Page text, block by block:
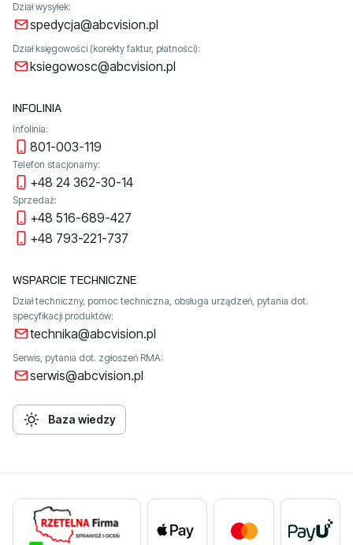
Dział wysyłek:
spedycja@abcvision.pl
Dział księgowości (korekty faktur, płatności):
ksiegowosc@abcvision.pl
INFOLINIA
Infolinia:
801-003-119
Telefon stacjonarny:
+48 24 362-30-14
Sprzedaż:
+48 516-689-427
+48 793-221-737
WSPARCIE TECHNICZNE
Dział techniczny, pomoc techniczna, obsługa urządzeń, pytania dot.
specyfikacji produktów:
technika@abcvision.pl
Serwis, pytania dot. zgłoszeń RMA:
serwis@abcvision.pl
Baza wiedzy